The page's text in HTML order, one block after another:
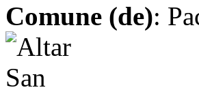
Comune (de):